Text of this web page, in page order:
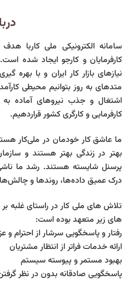
سامانه الکترونیکی ملی کاربا
کارفرمایان و کارجو ایجاد شده
نیازهای بازار کار ایران و با بهره
متدهای به روز بتوانیم محیطی
اشتغال و جذب نیروهای آماده به
کارفرمایی و کارگری کشور قراردهیم.
ما عاشق کار خودمان در ملی‌کار
بهتر در زندگی بهتر هستند و
پرسنل شایسته هستند. رشد ما
درک عمیق داده‌ها، روندها و
تلاش های ملی کار در راستای غلبه
های زیر متعهد بوده است:
رفتار و پاسخگویی سرشار از احترام و
ارائه خدمات فراتر از انتظار مشتریان
بهبود مستمر و پیوسته سیستم
پاسخگویی صادقانه بدون در نظر